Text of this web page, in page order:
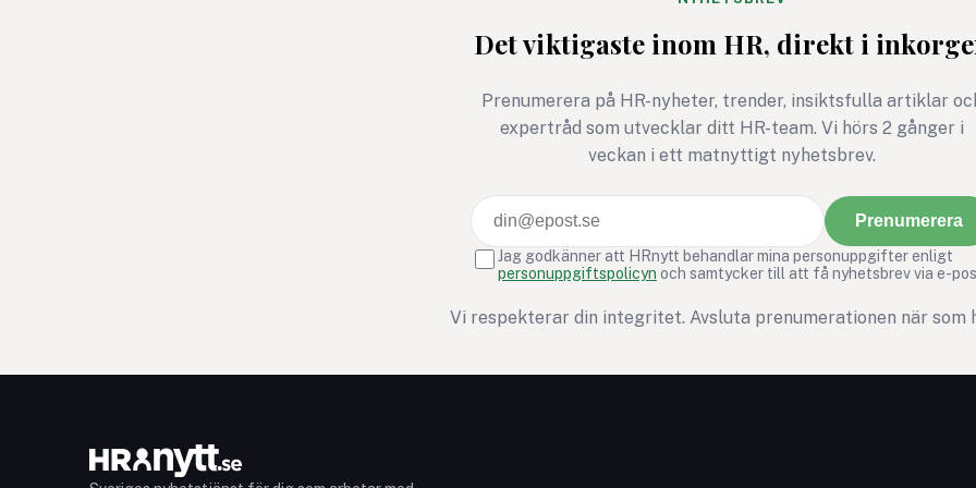
Det viktigaste inom HR, direkt i
Prenumerera på HR-nyheter, trender, insiktsfulla artiklar
expertråd som utvecklar ditt HR-team. Vi hörs 2 gånger i
veckan i ett matnyttigt nyhetsbrev.
Prenumerera
Jag godkänner att HRnytt behandlar mina personuppgifter enligt
personuppgiftspolicyn och samtycker till att få nyhetsbrev via e-
Vi respekterar din integritet. Avsluta prenumerationen när som